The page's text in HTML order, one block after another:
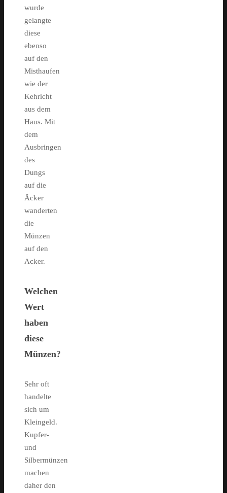
wurde
gelangte
diese
ebenso
auf den
Misthaufen
wie der
Kehricht
aus dem
Haus. Mit
dem
Ausbringen
des
Dungs
auf die
Äcker
wanderten
die
Münzen
auf den
Acker.
Welchen
Wert
haben
diese
Münzen?
Sehr oft
handelte
sich um
Kleingeld.
Kupfer-
und
Silbermünzen
machen
daher den